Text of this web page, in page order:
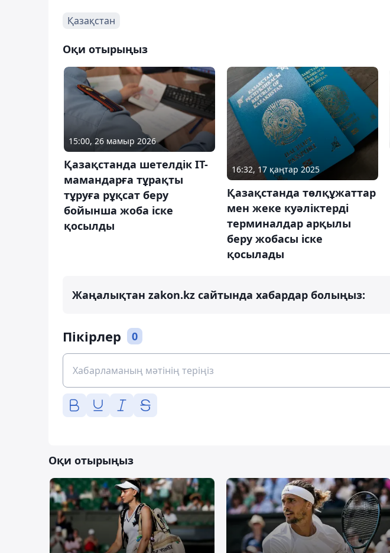
Қазақстан
Оқи отырыңыз
15:00, 26 мамыр 2026
Қазақстанда шетелдік IT-
мамандарға тұрақты
тұруға рұқсат беру
бойынша жоба іске
қосылды
16:32, 17 қаңтар 2025
Қазақстанда төлқұжаттар
мен жеке куәліктерді
терминалдар арқылы
беру жобасы іске
қосылады
Жаңалықтан zakon.kz сайтында хабардар болыңыз:
Пікірлер 0
Оқи отырыңыз